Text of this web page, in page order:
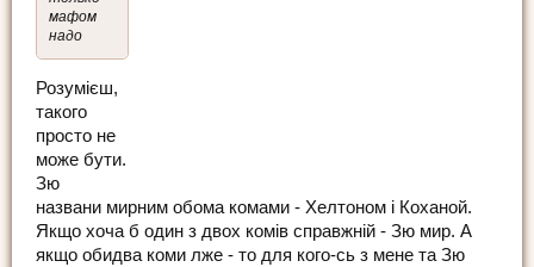
мафом
надо
Розумієш,
такого
просто не
може бути.
Зю
названи мирним обома комами - Хелтоном і Коханой.
Якщо хоча б один з двох комів справжній - Зю мир. А
якщо обидва коми лже - то для кого-сь з мене та Зю